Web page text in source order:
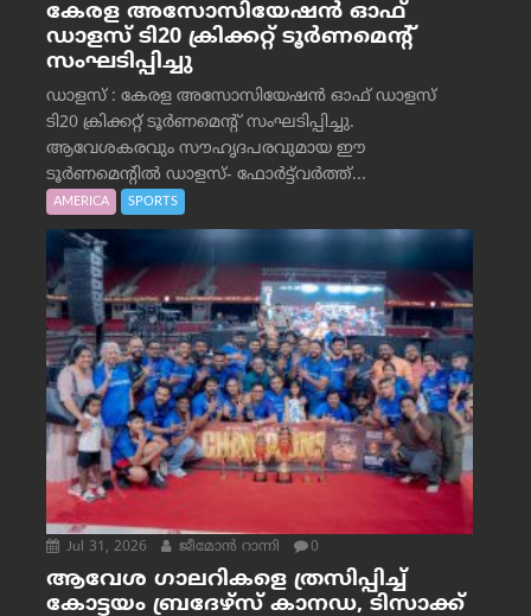
കേരള അസോസിയേഷൻ ഓഫ്
ഡാളസ് ടി20 ക്രിക്കറ്റ് ടൂർണമെന്റ്
സംഘടിപ്പിച്ചു
ഡാളസ് : കേരള അസോസിയേഷൻ ഓഫ് ഡാളസ്
ടി20 ക്രിക്കറ്റ് ടൂർണമെന്റ് സംഘടിപ്പിച്ചു.
ആവേശകരവും സൗഹൃദപരവുമായ ഈ
ടൂർണമെന്റിൽ ഡാളസ്- ഫോർട്ട്‌വര്‍ത്ത്...
AMERICA SPORTS
Jul 31, 2026 ജീമോന്‍ റാന്നി 0
ആവേശ ഗാലറികളെ ത്രസിപ്പിച്ച്
കോട്ടയം ബ്രദേഴ്‌സ് കാനഡ, ടിസാക്ക്